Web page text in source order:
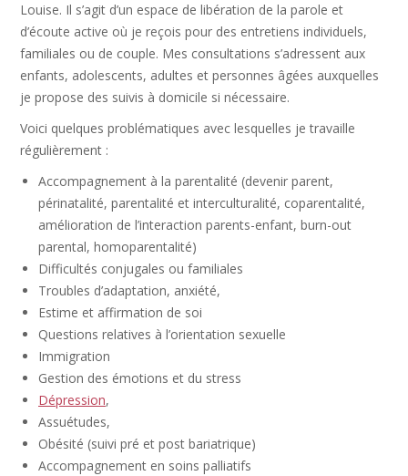
Louise. Il s’agit d’un espace de libération de la parole et
d’écoute active où je reçois pour des entretiens individuels,
familiales ou de couple. Mes consultations s’adressent aux
enfants, adolescents, adultes et personnes âgées auxquelles
je propose des suivis à domicile si nécessaire.
Voici quelques problématiques avec lesquelles je travaille
régulièrement :
Accompagnement à la parentalité (devenir parent,
périnatalité, parentalité et interculturalité, coparentalité,
amélioration de l’interaction parents-enfant, burn-out
parental, homoparentalité)
Difficultés conjugales ou familiales
Troubles d’adaptation, anxiété,
Estime et affirmation de soi
Questions relatives à l’orientation sexuelle
Immigration
Gestion des émotions et du stress
Dépression,
Assuétudes,
Obésité (suivi pré et post bariatrique)
Accompagnement en soins palliatifs